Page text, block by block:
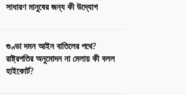
সাধারণ মানুষের জন্য কী উদ্যোগ
গুণ্ডা দমন আইন বাতিলের পথে?
রাষ্ট্রপতির অনুমোদন না মেলায় কী বলল
হাইকোর্ট?